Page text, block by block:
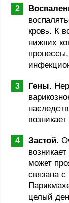
кровь. К
нижних
Гены.
Застой.
может
связана
целый